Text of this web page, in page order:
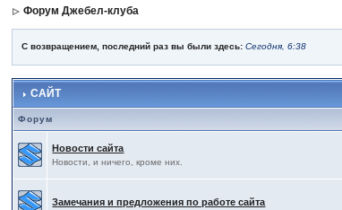
Форум Джебел-клуба
С возвращением, последний раз вы были здесь:Сегодня, 6:38
САЙТ
Форум
Новости сайта
Новости, и ничего, кроме них.
Замечания и предложения по работе сайта